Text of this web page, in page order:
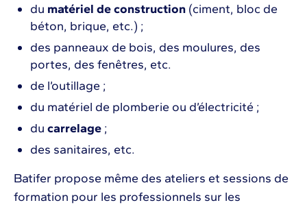
du matériel de construction (ciment, bloc de
béton, brique, etc.) ;
des panneaux de bois, des moulures, des
portes, des fenêtres, etc.
de l’outillage ;
du matériel de plomberie ou d’électricité ;
du carrelage ;
des sanitaires, etc.
Batifer propose même des ateliers et sessions de
formation pour les professionnels sur les